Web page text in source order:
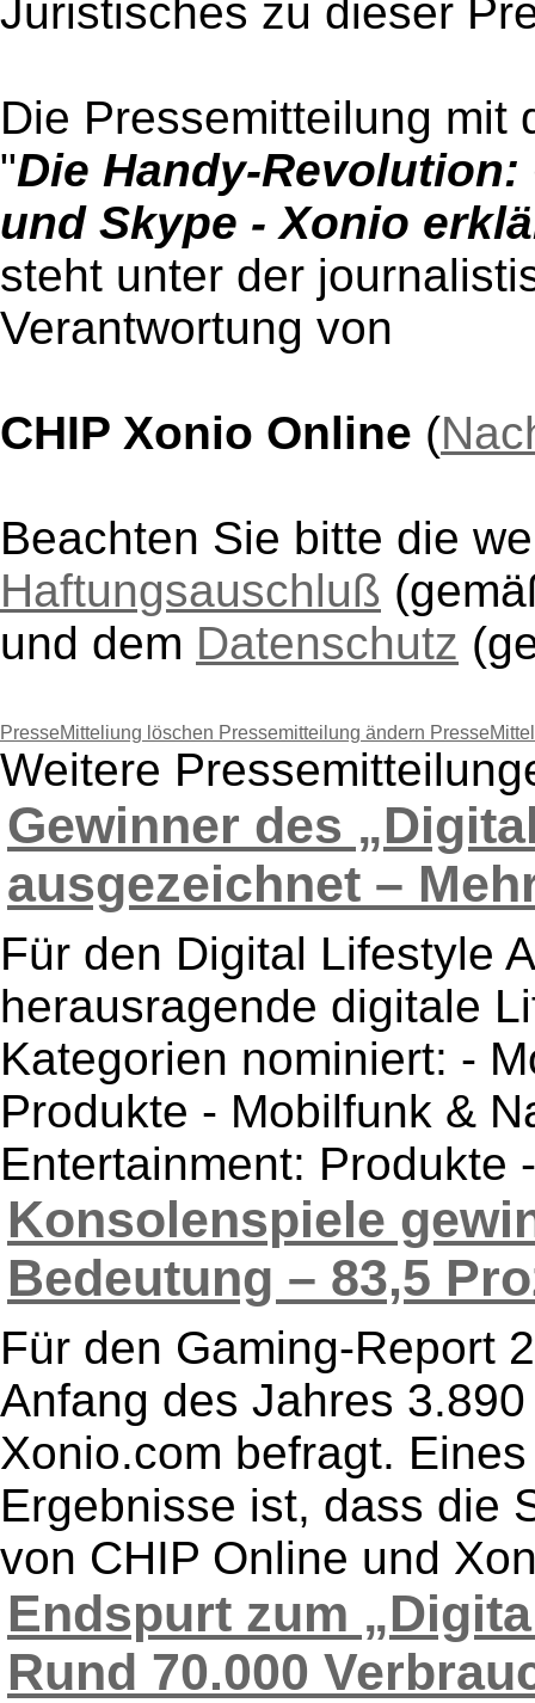
Juristisches zu dieser
Die Pressemitteilung mit
"Die Handy-
und Skype - Xonio
steht unter der
Verantwortung von
CHIP Xonio Online (
Beachten Sie bitte die
Haftungsauschluß
und dem Datenschutz
PresseMitteliung löschen Pressemitteilung ändern
Weitere
Gewinner des
ausgezeichnet –
Für den Digital Lifestyle
herausragende digitale
Kategorien nominiert: -
Produkte - Mobilfunk &
Entertainment: Produkte
Konsolenspiele
Bedeutung – 83,5
Für den Gaming-Report
Anfang des Jahres
Xonio.com befragt.
Ergebnisse ist, dass die
von CHIP Online und
Endspurt zum
Rund 70.000